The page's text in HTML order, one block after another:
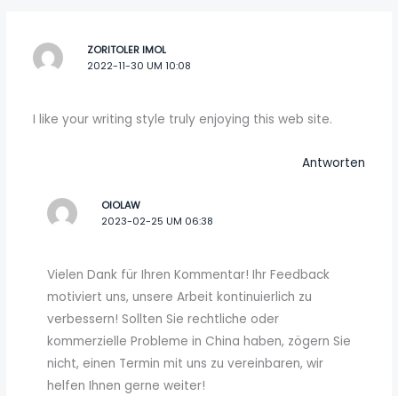
ZORITOLER IMOL
2022-11-30 UM 10:08
I like your writing style truly enjoying this web site.
Antworten
OIOLAW
2023-02-25 UM 06:38
Vielen Dank für Ihren Kommentar! Ihr Feedback
motiviert uns, unsere Arbeit kontinuierlich zu
verbessern! Sollten Sie rechtliche oder
kommerzielle Probleme in China haben, zögern Sie
nicht, einen Termin mit uns zu vereinbaren, wir
helfen Ihnen gerne weiter!